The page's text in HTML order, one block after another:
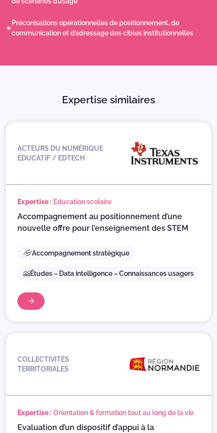
Préconisations opérationnelles de positionnement, de
communication et d’adressage des cibles institutionnelles
Expertise similaires
ACTEURS DU NUMÉRIQUE
ÉDUCATIF / EDTECH
Expertise : Education scolaire
Accompagnement au positionnement d’une
nouvelle offre pour l’enseignement des STEM
Accompagnement stratégique
Études – Data intelligence – Connaissances usagers
COLLECTIVITÉS
TERRITORIALES
Expertise : Orientation & formation tout au long de la vie
Evaluation d’un dispositif d’appui à la